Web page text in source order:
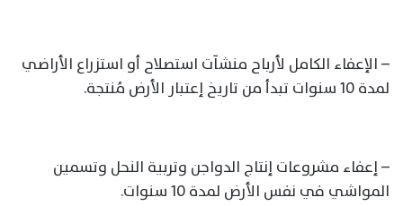
– الإعفاء الكامل لأرباح منشآت استصلاح أو استزراع الأراضي
لمدة 10 سنوات تبدأ من تاريخ إعتبار الأرض مُنتجة.
– إعفاء مشروعات إنتاج الدواجن وتربية النحل وتسمين
المواشي في نفس الأرض لمدة 10 سنوات.